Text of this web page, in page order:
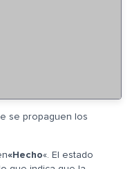
se propaguen los
«Hecho«. El estado